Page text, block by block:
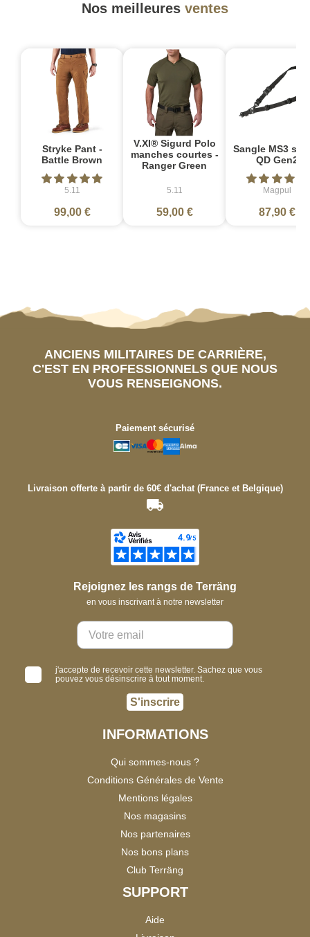
Nos meilleures ventes
Stryke Pant -
Battle Brown
5.11
99,00 €
V.XI® Sigurd Polo
manches courtes -
Ranger Green
5.11
59,00 €
Sangle MS3
QD Gen2
Magpul
87,90 €
ANCIENS MILITAIRES DE CARRIÈRE,
C'EST EN PROFESSIONNELS QUE NOUS
VOUS RENSEIGNONS.
Paiement sécurisé
Livraison offerte à partir de 60€ d'achat (France et Belgique)
Rejoignez les rangs de Terräng
en vous inscrivant à notre newsletter
j'accepte de recevoir cette newsletter. Sachez que vous
pouvez vous désinscrire à tout moment.
S'inscrire
INFORMATIONS
Qui sommes-nous ?
Conditions Générales de Vente
Mentions légales
Nos magasins
Nos partenaires
Nos bons plans
Club Terräng
SUPPORT
Aide